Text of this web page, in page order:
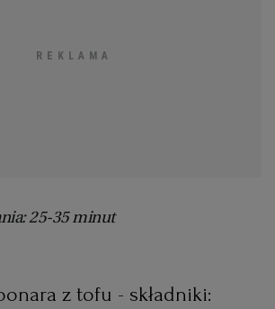
WROCŁAW
25-35 minut
z tofu - składniki: